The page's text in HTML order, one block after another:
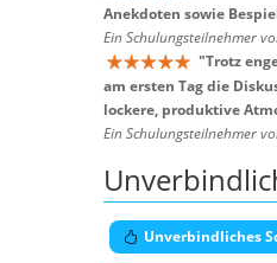
Anekdoten sowie
Ein Schulungsteilnehmer
"Trotz
am ersten Tag die
lockere, produktive
Ein Schulungsteilnehmer
Unverbindliches